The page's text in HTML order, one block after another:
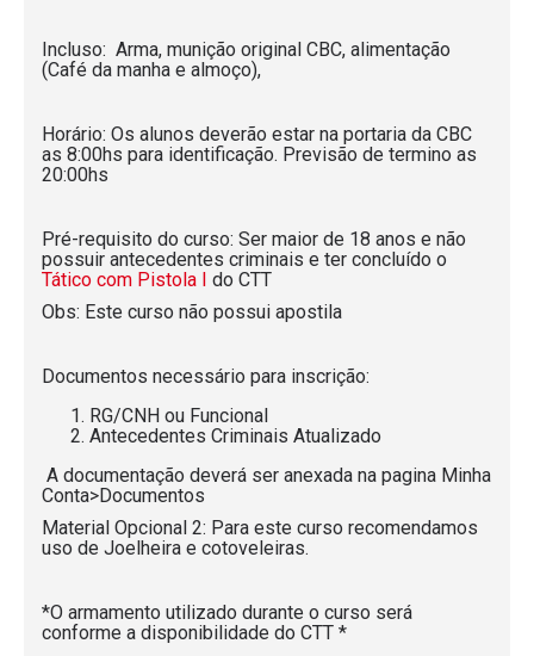
Incluso: Arma, munição original CBC, alimentação
(Café da manha e almoço),
Horário: Os alunos deverão estar na portaria da CBC
as 8:00hs para identificação. Previsão de termino as
20:00hs
Pré-requisito do curso: Ser maior de 18 anos e não
possuir antecedentes criminais e ter concluído o
Tático com Pistola I do CTT
Obs: Este curso não possui apostila
Documentos necessário para inscrição:
RG/CNH ou Funcional
Antecedentes Criminais Atualizado
A documentação deverá ser anexada na pagina Minha
Conta>Documentos
Material Opcional 2: Para este curso recomendamos
uso de Joelheira e cotoveleiras.
*O armamento utilizado durante o curso será
conforme a disponibilidade do CTT *